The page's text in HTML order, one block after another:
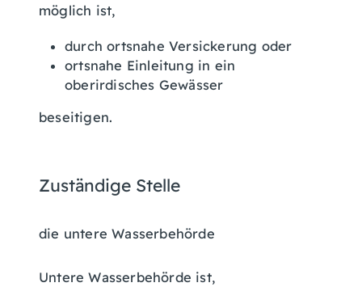
möglich ist,
durch ortsnahe Versickerung oder
ortsnahe Einleitung in ein
oberirdisches Gewässer
beseitigen.
Zuständige Stelle
die untere Wasserbehörde
Untere Wasserbehörde ist,